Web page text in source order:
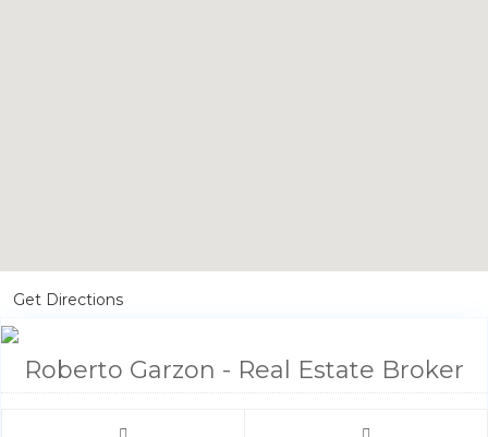
Get Directions
Roberto Garzon - Real Estate Broker